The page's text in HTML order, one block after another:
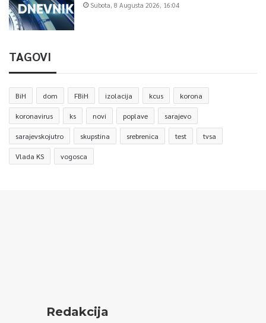
Subota, 8 Augusta 2026, 16:04
TAGOVI
BiH dom FBiH izolacija kcus korona
koronavirus ks novi poplave sarajevo
sarajevskojutro skupstina srebrenica test tvsa
Vlada KS vogosca
Redakcija